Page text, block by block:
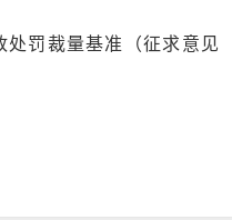
处罚裁量基准（征求意见